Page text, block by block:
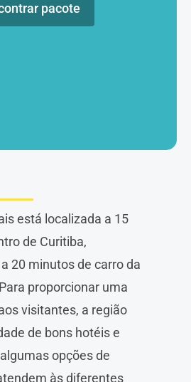
pacote
está localizada a 15
de Curitiba,
20 minutos de carro da
proporcionar uma
visitantes, a região
de bons hotéis e
opções de
às diferentes